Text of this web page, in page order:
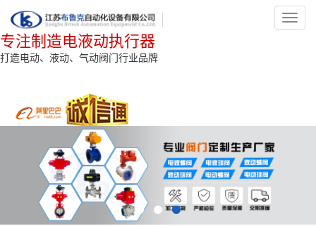
专注制造电液动执行器
打造电动、液动、气动阀门行业品牌